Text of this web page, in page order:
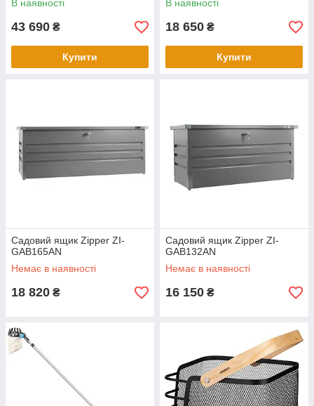
В наявності
43 690 ₴
Купити
В наявності
18 650 ₴
Купити
Садовий ящик Zipper ZI-
GAB165AN
Немає в наявності
18 820 ₴
Садовий ящик Zipper ZI-
GAB132AN
Немає в наявності
16 150 ₴